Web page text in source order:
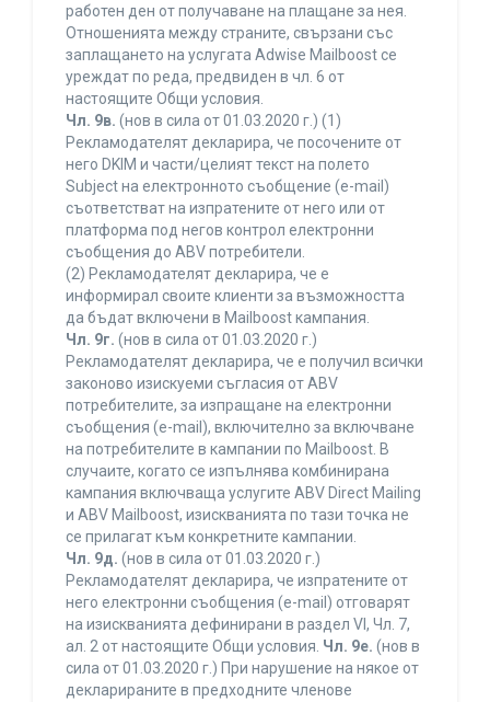
работен ден от получаване на плащане за нея.
Отношенията между страните, свързани със
заплащането на услугата Adwise Mailboost се
уреждат по реда, предвиден в чл. 6 от
настоящите Общи условия.
Чл. 9в. (нов в сила от 01.03.2020 г.) (1)
Рекламодателят декларира, че посочените от
него DKIM и части/целият текст на полето
Subject на електронното съобщение (e-mail)
съответстват на изпратените от него или от
платформа под негов контрол електронни
съобщения до ABV потребители.
(2) Рекламодателят декларира, че е
информирал своите клиенти за възможността
да бъдат включени в Mailboost кампания.
Чл. 9г. (нов в сила от 01.03.2020 г.)
Рекламодателят декларира, че е получил всички
законово изискуеми съгласия от ABV
потребителите, за изпращане на електронни
съобщения (e-mail), включително за включване
на потребителите в кампании по Mailboost. В
случаите, когато се изпълнява комбинирана
кампания включваща услугите ABV Direct Mailing
и ABV Mailboost, изискванията по тази точка не
се прилагат към конкретните кампании.
Чл. 9д. (нов в сила от 01.03.2020 г.)
Рекламодателят декларира, че изпратените от
него електронни съобщения (e-mail) отговарят
на изискванията дефинирани в раздел VI, Чл. 7,
ал. 2 от настоящите Общи условия. Чл. 9е. (нов в
сила от 01.03.2020 г.) При нарушение на някое от
декларираните в предходните членове